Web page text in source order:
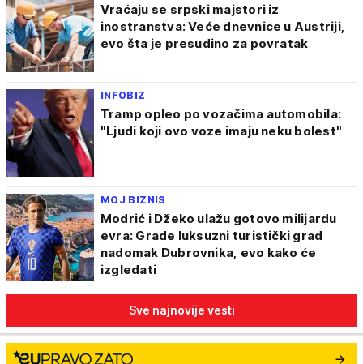
Vraćaju se srpski majstori iz
inostranstva: Veće dnevnice u Austriji,
evo šta je presudino za povratak
INFOBIZ
Tramp opleo po vozačima automobila:
"Ljudi koji ovo voze imaju neku bolest"
MOJ BIZNIS
Modrić i Džeko ulažu gotovo milijardu
evra: Grade luksuzni turistički grad
nadomak Dubrovnika, evo kako će
izgledati
Sve najnovije vesti